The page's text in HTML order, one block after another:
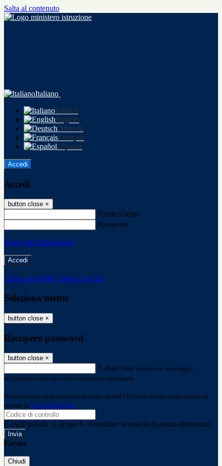
Salta al contenuto
Italiano
Italiano
English
Deutsch
Français
Español
Accedi
Accedi
button close ×
Nome Utente
Password
Password dimenticata?
-
Entra con SPID Entra con CIE
Seleziona utente
button close ×
Recupero password
button close ×
E-mail Verrà inviato un messaggio
all'indirizzo indicato con le istruzioni necessarie.
Non hai una e-mail associata al nome utente? Effettua il reset della password
tramite la Login Spaggiari
E-mail inviata, si prega di controllare la casella di posta elettronica!
Errore
Chiudi